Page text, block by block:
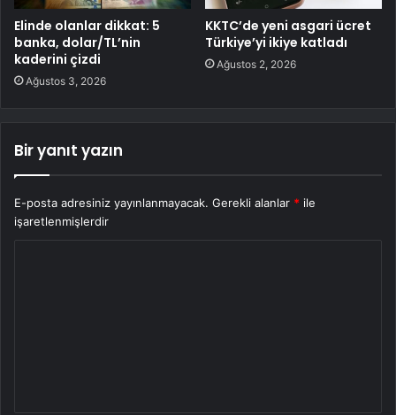
Elinde olanlar dikkat: 5
banka, dolar/TL’nin
kaderini çizdi
Ağustos 3, 2026
KKTC’de yeni asgari ücret
Türkiye’yi ikiye katladı
Ağustos 2, 2026
Bir yanıt yazın
E-posta adresiniz yayınlanmayacak. Gerekli alanlar * ile
işaretlenmişlerdir